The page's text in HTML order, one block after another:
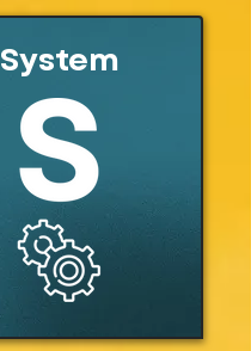
System